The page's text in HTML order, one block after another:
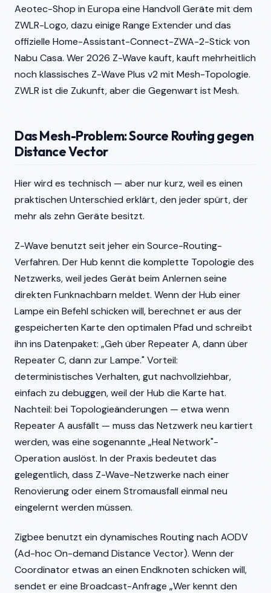
Aeotec-Shop in Europa eine Handvoll Geräte mit dem
ZWLR-Logo, dazu einige Range Extender und das
offizielle Home-Assistant-Connect-ZWA-2-Stick von
Nabu Casa. Wer 2026 Z-Wave kauft, kauft mehrheitlich
noch klassisches Z-Wave Plus v2 mit Mesh-Topologie.
ZWLR ist die Zukunft, aber die Gegenwart ist Mesh.
Das Mesh-Problem: Source Routing gegen
Distance Vector
Hier wird es technisch — aber nur kurz, weil es einen
praktischen Unterschied erklärt, den jeder spürt, der
mehr als zehn Geräte besitzt.
Z-Wave benutzt seit jeher ein Source-Routing-
Verfahren. Der Hub kennt die komplette Topologie des
Netzwerks, weil jedes Gerät beim Anlernen seine
direkten Funknachbarn meldet. Wenn der Hub einer
Lampe ein Befehl schicken will, berechnet er aus der
gespeicherten Karte den optimalen Pfad und schreibt
ihn ins Datenpaket: „Geh über Repeater A, dann über
Repeater C, dann zur Lampe." Vorteil:
deterministisches Verhalten, gut nachvollziehbar,
einfach zu debuggen, weil der Hub die Karte hat.
Nachteil: bei Topologieänderungen — etwa wenn
Repeater A ausfällt — muss das Netzwerk neu kartiert
werden, was eine sogenannte „Heal Network"-
Operation auslöst. In der Praxis bedeutet das
gelegentlich, dass Z-Wave-Netzwerke nach einer
Renovierung oder einem Stromausfall einmal neu
eingelernt werden müssen.
Zigbee benutzt ein dynamisches Routing nach AODV
(Ad-hoc On-demand Distance Vector). Wenn der
Coordinator etwas an einen Endknoten schicken will,
sendet er eine Broadcast-Anfrage „Wer kennt den